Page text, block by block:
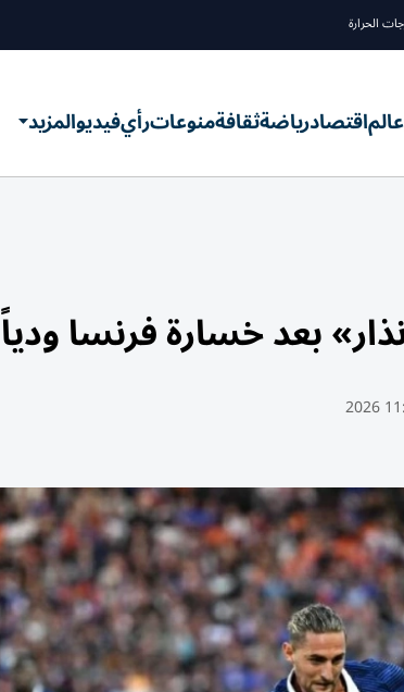
الحرارة
اقتصادرياضةثقافةمنوعاترأيفيديوالمزيد
بعد خسارة فرنسا ودياً